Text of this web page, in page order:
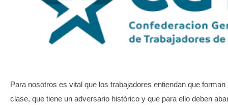
GALERIA DE FOTOS
APP MÓVIL
Para nosotros es vital que los trabajadores entiendan que forman
clase, que tiene un adversario histórico y que para ello deben